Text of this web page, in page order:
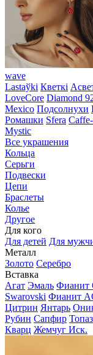
wave
Lastaўki Кветкі
LoveCore Diamond
Mexico Подсолнухи
Ромашки Sfera
Mystic
Все украшения
Кольца
Серьги
Подвески
Цепи
Браслеты
Колье
Другое
Для кого
Для детей Для
Металл
Золото Серебро
Вставка
Агат Эмаль Фианит
Swarovski Фианит
Цитрин Янтарь
Рубин Сапфир Топаз
Кварц Жемчуг Иск.